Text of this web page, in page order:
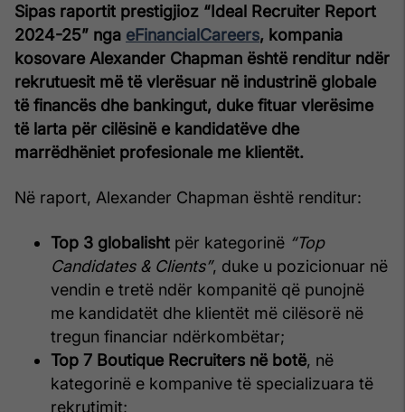
Sipas raportit prestigjioz “Ideal Recruiter Report
2024-25” nga eFinancialCareers, kompania
kosovare Alexander Chapman është renditur ndër
rekrutuesit më të vlerësuar në industrinë globale
të financës dhe bankingut, duke fituar vlerësime
të larta për cilësinë e kandidatëve dhe
marrëdhëniet profesionale me klientët.
Në raport, Alexander Chapman është renditur:
Top 3 globalisht për kategorinë “Top
Candidates & Clients”, duke u pozicionuar në
vendin e tretë ndër kompanitë që punojnë
me kandidatët dhe klientët më cilësorë në
tregun financiar ndërkombëtar;
Top 7 Boutique Recruiters në botë, në
kategorinë e kompanive të specializuara të
rekrutimit;